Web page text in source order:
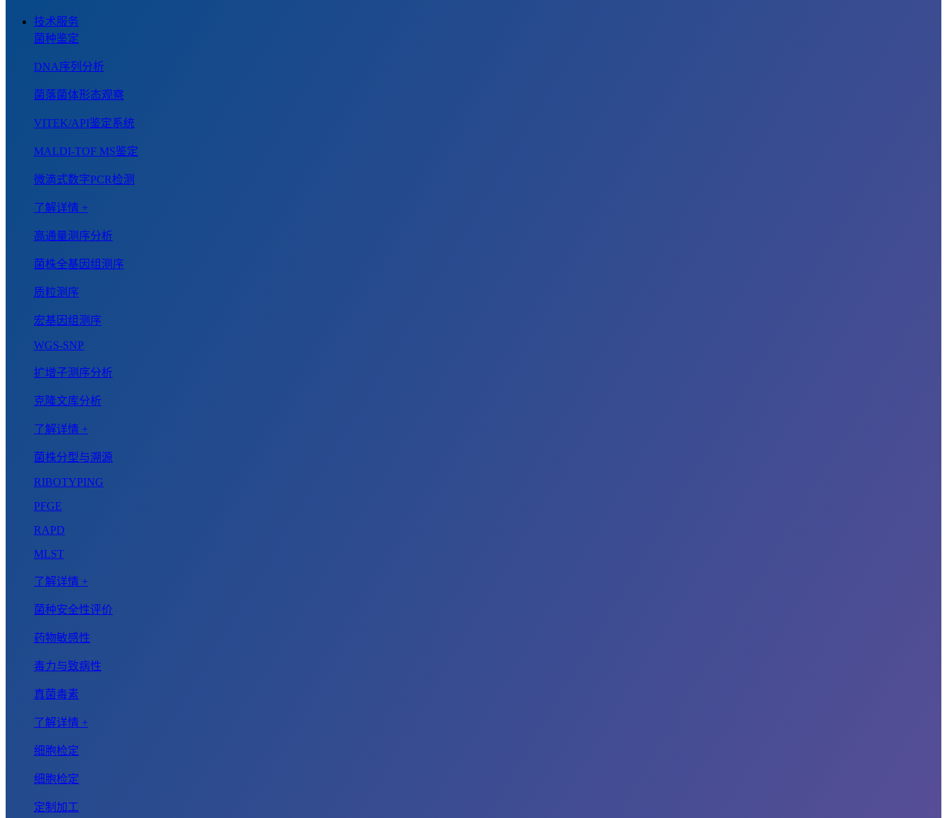
技术服务
菌种鉴定
DNA序列分析
菌落菌体形态观察
VITEK/API鉴定系统
MALDI-TOF MS鉴定
微滴式数字PCR检测
了解详情 +
高通量测序分析
菌株全基因组测序
质粒测序
宏基因组测序
WGS-SNP
扩增子测序分析
克隆文库分析
了解详情 +
菌株分型与溯源
RIBOTYPING
PFGE
RAPD
MLST
了解详情 +
菌种安全性评价
药物敏感性
毒力与致病性
真菌毒素
了解详情 +
细胞检定
细胞检定
定制加工